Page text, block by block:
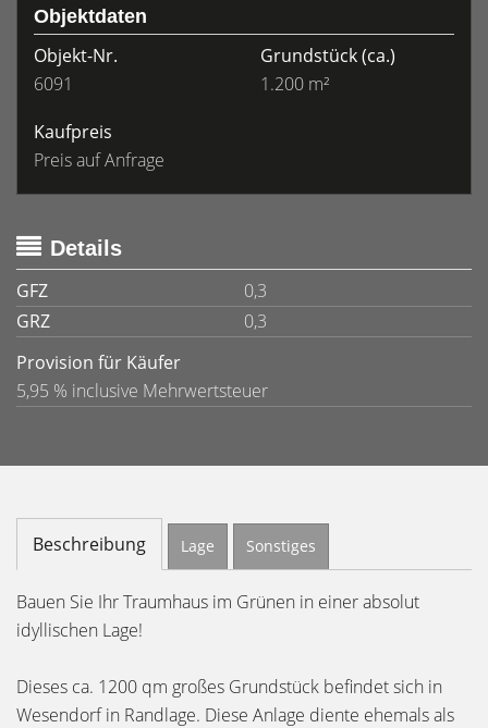
Objektdaten
Objekt-Nr.
6091
Grundstück(ca.)
1.200 m²
Kaufpreis
Preis auf Anfrage
Details
GFZ
0,3
GRZ
0,3
Provision für Käufer
5,95 % inclusive Mehrwertsteuer
Beschreibung Lage Sonstiges
Bauen Sie Ihr Traumhaus im Grünen in einer absolut
idyllischen Lage!
Dieses ca. 1200 qm großes Grundstück befindet sich in
Wesendorf in Randlage. Diese Anlage diente ehemals als